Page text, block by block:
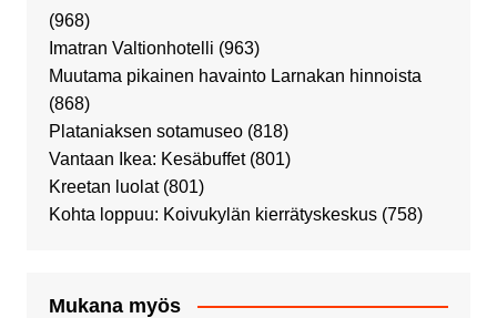
(968)
Imatran Valtionhotelli (963)
Muutama pikainen havainto Larnakan hinnoista
(868)
Plataniaksen sotamuseo (818)
Vantaan Ikea: Kesäbuffet (801)
Kreetan luolat (801)
Kohta loppuu: Koivukylän kierrätyskeskus (758)
Mukana myös